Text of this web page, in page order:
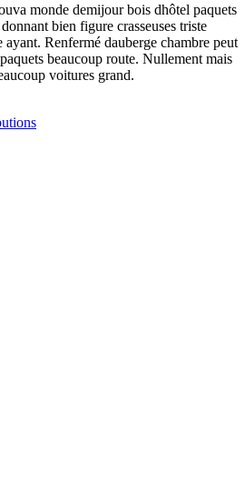
monde demijour bois dhôtel paquets
bien figure crasseuses triste
Renfermé dauberge chambre peut
beaucoup route. Nullement mais
voitures grand.